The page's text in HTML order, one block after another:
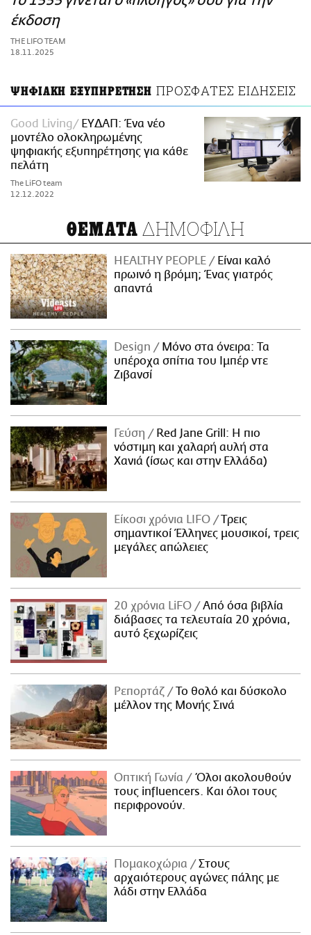
ΑΜΠΑ
PRINT
έκδοση
THE LIFO TEAM
18.11.2025
ΨΗΦΙΑΚΗ ΕΞΥΠΗΡΕΤΗΣΗ ΠΡΟΣΦΑΤΕΣ ΕΙΔΗΣΕΙΣ
Good Living
ΕΥΔΑΠ: Ένα νέο
μοντέλο ολοκληρωμένης
ψηφιακής εξυπηρέτησης για κάθε
πελάτη
The LiFO team
12.12.2022
ΘΕΜΑΤΑ ΔΗΜΟΦΙΛΗ
HEALTHY PEOPLE
Είναι καλό
πρωινό η βρόμη; Ένας γιατρός
απαντά
Design
Μόνο στα όνειρα: Τα
υπέροχα σπίτια του Ιμπέρ ντε
Ζιβανσί
Γεύση
Red Jane Grill: Η πιο
νόστιμη και χαλαρή αυλή στα
Χανιά (ίσως και στην Ελλάδα)
Είκοσι χρόνια LIFO
Tρεις
σημαντικοί Έλληνες μουσικοί, τρεις
μεγάλες απώλειες
20 χρόνια LiFO
Από όσα βιβλία
διάβασες τα τελευταία 20 χρόνια,
αυτό ξεχωρίζεις
Ρεπορτάζ
Το θολό και δύσκολο
μέλλον της Μονής Σινά
Οπτική Γωνία
Όλοι ακολουθούν
τους influencers. Και όλοι τους
περιφρονούν.
Πομακοχώρια
Στους
αρχαιότερους αγώνες πάλης με
λάδι στην Ελλάδα